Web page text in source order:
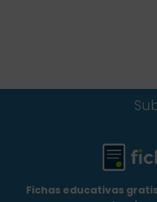
Fichas educativas